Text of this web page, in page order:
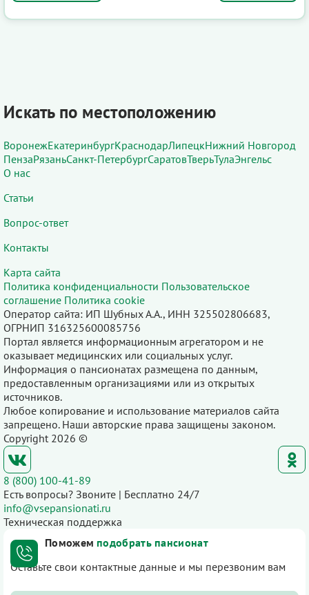
Искать по местоположению
ВоронежЕкатеринбургКраснодарЛипецкНижний Новгород
ПензаРязаньСанкт-ПетербургСаратовТверьТулаЭнгельс
О нас
Статьи
Вопрос-ответ
Контакты
Карта сайта
Политика конфиденциальности Пользовательское
соглашение Политика cookie
Оператор сайта: ИП Шубных А.А., ИНН 325502806683,
ОГРНИП 316325600085756
Портал является информационным агрегатором и не
оказывает медицинских или социальных услуг.
Информация о пансионатах размещена по данным,
предоставленным организациями или из открытых
источников.
Любое копирование и использование материалов сайта
запрещено. Наши авторские права защищены законом.
Copyright 2026 ©
8 (800) 100-41-89
Есть вопросы? Звоните | Бесплатно 24/7
info@vsepansionati.ru
Техническая поддержка
Поможем подобрать пансионат
Оставьте свои контактные данные и мы перезвоним вам